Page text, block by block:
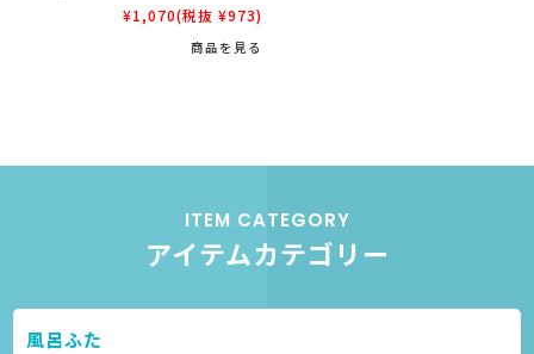
¥1,070(税抜 ¥973)
商品を見る
ITEM CATEGORY
アイテムカテゴリー
風呂ふた